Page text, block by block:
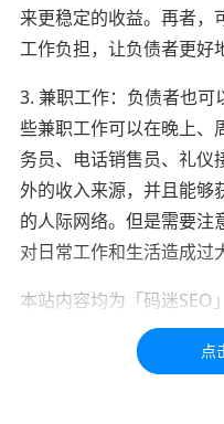
来更稳定的收益。再者，
工作负担，让负债者更好
3. 兼职工作：负债者也
些兼职工作可以在晚上、
务员、电话销售员、礼仪
外的收入来源，并且能够
的人际网络。但是需要注
对日常工作和生活造成过
本站内容均为「码迷SEO
习交流，如有疑问，请联